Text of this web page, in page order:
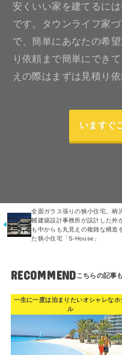
安くいい家を建てるに
です。タウンライフ家
で、簡単にあなたの希
り依頼まで簡単にでき
えの際はまずは見積り
いますぐ
全面ガラス張りの狭小住宅。柄
輔建築設計事務所が設計した外
も中からも丸見えの複雑な構造
た狭小住宅「S-House」
RECOMMEND
一生に一度は泊まりたいオシャレなホ
ル